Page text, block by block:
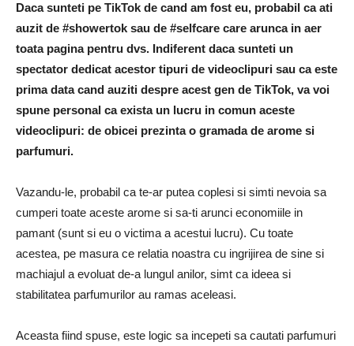
Daca sunteti pe TikTok de cand am fost eu, probabil ca ati
auzit de #showertok sau de #selfcare care arunca in aer
toata pagina pentru dvs. Indiferent daca sunteti un
spectator dedicat acestor tipuri de videoclipuri sau ca este
prima data cand auziti despre acest gen de TikTok, va voi
spune personal ca exista un lucru in comun aceste
videoclipuri: de obicei prezinta o gramada de arome si
parfumuri.
Vazandu-le, probabil ca te-ar putea coplesi si simti nevoia sa
cumperi toate aceste arome si sa-ti arunci economiile in
pamant (sunt si eu o victima a acestui lucru). Cu toate
acestea, pe masura ce relatia noastra cu ingrijirea de sine si
machiajul a evoluat de-a lungul anilor, simt ca ideea si
stabilitatea parfumurilor au ramas aceleasi.
Aceasta fiind spuse, este logic sa incepeti sa cautati parfumuri